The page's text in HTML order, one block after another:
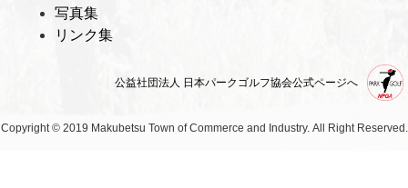
写真集
リンク集
公益社団法人 日本パークゴルフ協会公式ページへ
Copyright © 2019 Makubetsu Town of Commerce and Industry. All Right Reserved.